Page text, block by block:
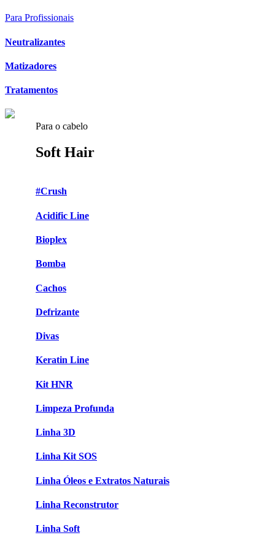
Para Profissionais
Neutralizantes
Matizadores
Tratamentos
Para o cabelo
Soft Hair
#Crush
Acidific Line
Bioplex
Bomba
Cachos
Defrizante
Divas
Keratin Line
Kit HNR
Limpeza Profunda
Linha 3D
Linha Kit SOS
Linha Óleos e Extratos Naturais
Linha Reconstrutor
Linha Soft